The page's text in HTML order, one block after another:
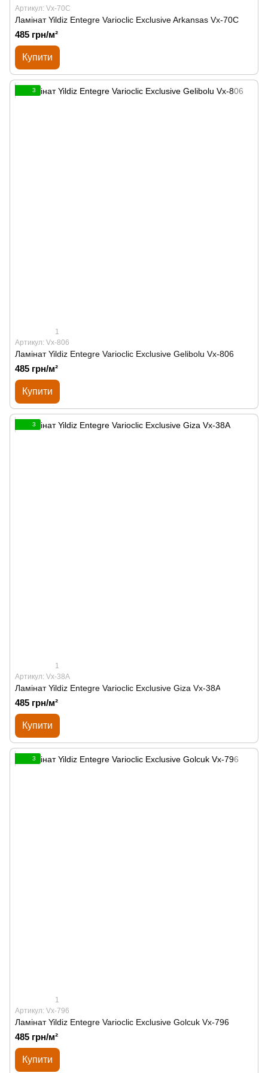
Артикул: Vx-70C
Ламінат Yildiz Entegre Varioclic Exclusive Arkansas Vx-70C
485 грн/м²
Купити
3
1
Артикул: Vx-806
Ламінат Yildiz Entegre Varioclic Exclusive Gelibolu Vx-806
485 грн/м²
Купити
3
1
Артикул: Vx-38A
Ламінат Yildiz Entegre Varioclic Exclusive Giza Vx-38A
485 грн/м²
Купити
3
1
Артикул: Vx-796
Ламінат Yildiz Entegre Varioclic Exclusive Golcuk Vx-796
485 грн/м²
Купити